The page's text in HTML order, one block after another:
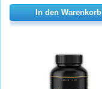
In den Warenkorb